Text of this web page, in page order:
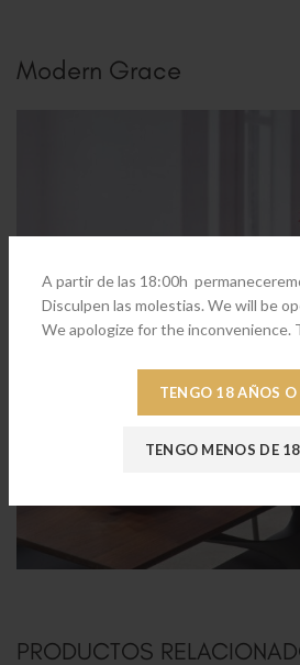
A partir de las 18:00h
Disculpen las molestias. We will be
We apologize for the inconvenience.
TENGO 18 AÑOS O
TENGO MENOS DE
Modern Grace
PRODUCTOS